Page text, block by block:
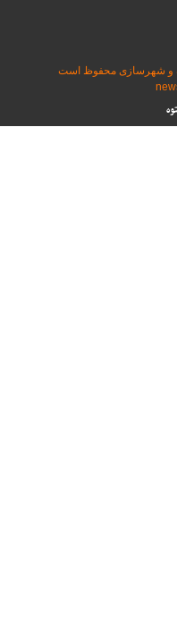
و شهرسازی محفوظ است